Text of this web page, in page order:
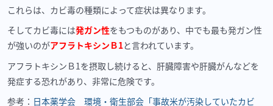
これらは、カビ毒の種類によって症状は異なります。
そしてカビ毒には発ガン性をもつものがあり、中でも最も発ガン性
が強いのがアフラトキシンＢ1と言われています。
アフラトキシンＢ1を摂取し続けると、肝臓障害や肝臓がんなどを
発症する恐れがあり、非常に危険です。
参考： 日本薬学会 環境・衛生部会「事故米が汚染していたカビ